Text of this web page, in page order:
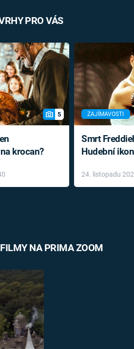
PRO VÁS
5
krocan?
ZAJÍMAVOSTI
Smrt
Hudební
léky
24. listopadu
NA PRIMA ZOOM